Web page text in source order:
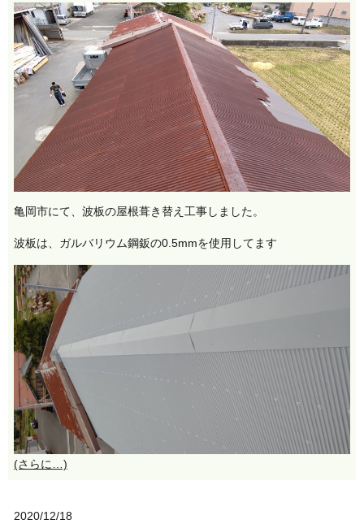
亀岡市にて、波板の屋根葺き替え工事しました。
波板は、ガルバリウム鋼鈑の0.5mmを使用してます
(さらに…)
2020/12/18